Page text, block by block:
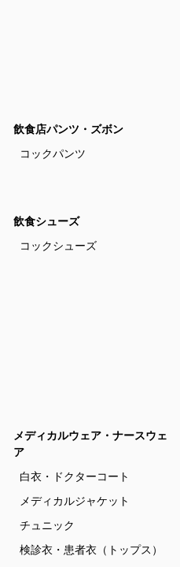
飲食店パンツ・ズボン
コックパンツ
飲食シューズ
コックシューズ
メディカルウェア・ナースウェ
ア
白衣・ドクターコート
メディカルジャケット
チュニック
検診衣・患者衣（トップス）